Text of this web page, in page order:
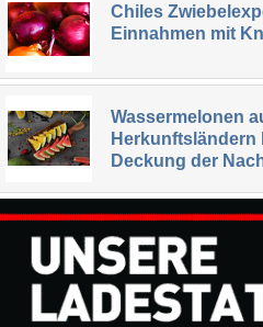
Chiles
Einnahmen mit
Wassermelonen
Herkunftsländern
Deckung der